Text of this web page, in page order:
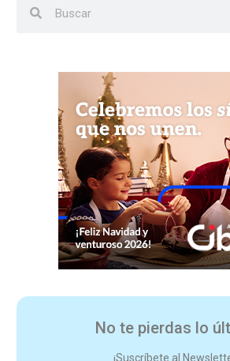
No te pierdas lo
¡Suscríbete al